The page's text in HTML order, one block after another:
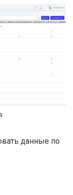
данные по